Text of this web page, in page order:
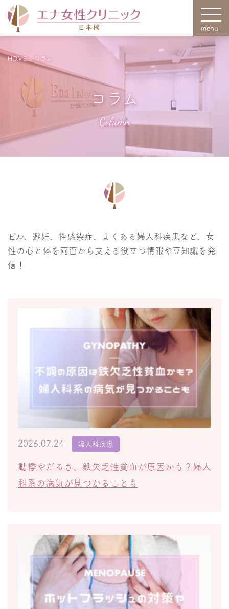
HOME> コラム
コラム
ピル、避妊、性感染症、よくある婦人科疾患など、女
性の心と体を両面から支える役立つ情報や豆知識を発
信！
2026.07.24 婦人科疾患
動悸やだるさ、鉄欠乏性貧血が原因かも？婦人
科系の病気が見つかることも